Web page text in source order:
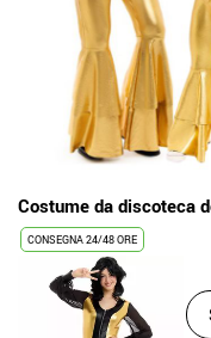
Costume da discoteca
CONSEGNA 24/48 ORE